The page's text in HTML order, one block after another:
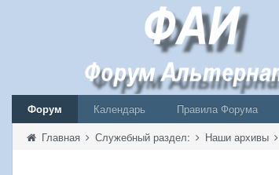
Форум Календарь
Правила Форума
Главная Служебный раздел: Наши архивы